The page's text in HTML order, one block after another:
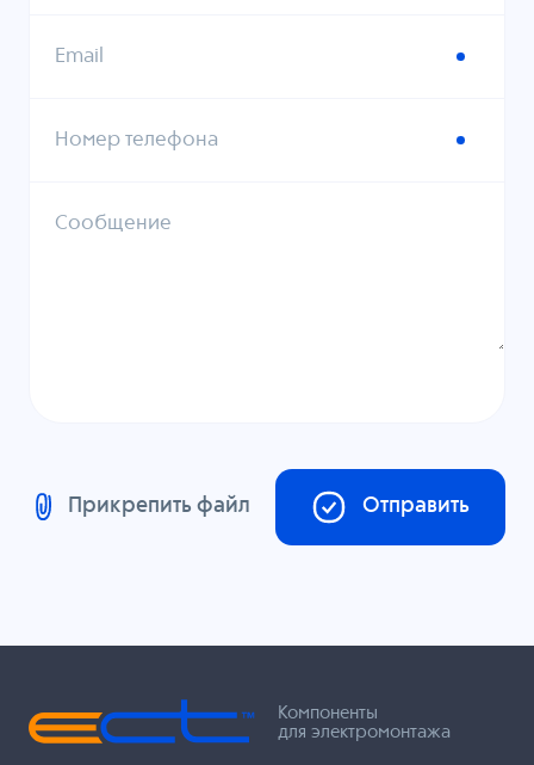
Email
Номер телефона
Сообщение
Прикрепить файл Отправить
Компоненты
для электромонтажа